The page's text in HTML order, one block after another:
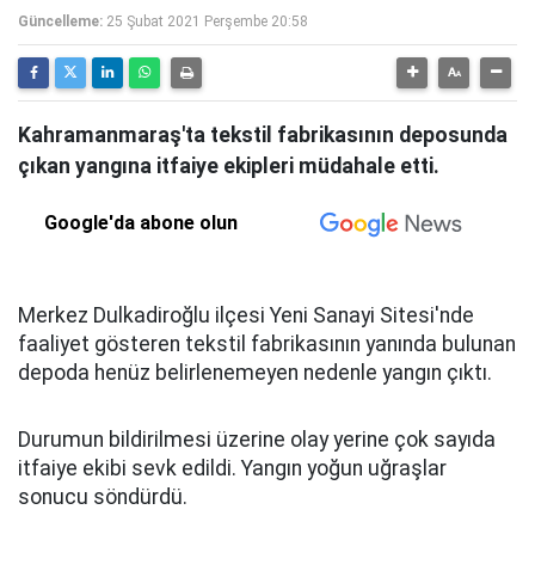
Güncelleme: 25 Şubat 2021 Perşembe 20:58
Kahramanmaraş'ta tekstil fabrikasının deposunda
çıkan yangına itfaiye ekipleri müdahale etti.
Google'da abone olun
Merkez Dulkadiroğlu ilçesi Yeni Sanayi Sitesi'nde
faaliyet gösteren tekstil fabrikasının yanında bulunan
depoda henüz belirlenemeyen nedenle yangın çıktı.
Durumun bildirilmesi üzerine olay yerine çok sayıda
itfaiye ekibi sevk edildi. Yangın yoğun uğraşlar
sonucu söndürdü.